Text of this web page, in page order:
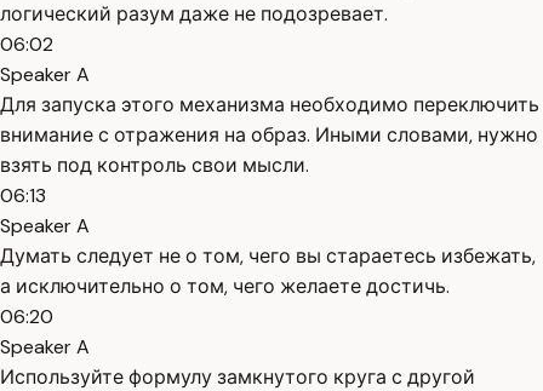
логический разум даже не подозревает.
06:02
Speaker A
Для запуска этого механизма необходимо переключить
внимание с отражения на образ. Иными словами, нужно
взять под контроль свои мысли.
06:13
Speaker A
Думать следует не о том, чего вы стараетесь избежать,
а исключительно о том, чего желаете достичь.
06:20
Speaker A
Используйте формулу замкнутого круга с другой